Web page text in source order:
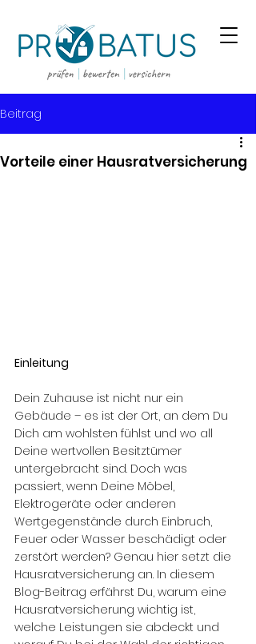
Beitrag
Vorteile einer Hausratversicherung
Einleitung
Dein Zuhause ist nicht nur ein
Gebäude – es ist der Ort, an dem Du
Dich am wohlsten fühlst und wo all
Deine wertvollen Besitztümer
untergebracht sind. Doch was
passiert, wenn Deine Möbel,
Elektrogeräte oder anderen
Wertgegenstände durch Einbruch,
Feuer oder Wasser beschädigt oder
zerstört werden? Genau hier setzt die
Hausratversicherung an. In diesem
Blog-Beitrag erfährst Du, warum eine
Hausratversicherung wichtig ist,
welche Leistungen sie abdeckt und